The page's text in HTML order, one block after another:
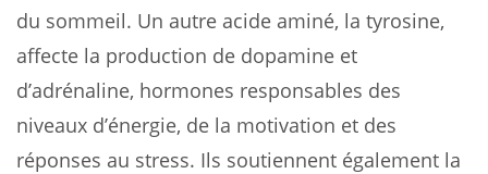
du sommeil. Un autre acide aminé, la tyrosine,
affecte la production de dopamine et
d’adrénaline, hormones responsables des
niveaux d’énergie, de la motivation et des
réponses au stress. Ils soutiennent également la